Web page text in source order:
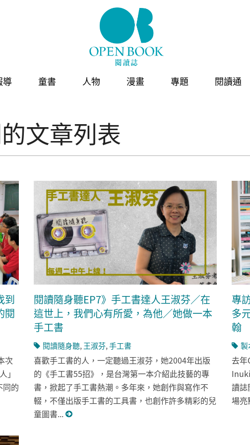
導 童書 人物 漫畫 專題 閱讀通
文章列表
到
閱
次
」
同的
閱讀隨身聽EP7》手工書達人王淑芬／在
這世上，我們心有所愛，為他／她做一本
手工書
閱讀隨身聽, 王淑芬,手工書
喜歡手工書的人，一定聽過王淑芬，她2004年出版
的《手工書55招》，是台灣第一本介紹此技藝的專
書，掀起了手工書熱潮。多年來，她創作與寫作不
輟，不僅出版手工書的工具書，也創作許多精彩的兒
童圖書...
專
多
翰
製
去
讀誌
場亮